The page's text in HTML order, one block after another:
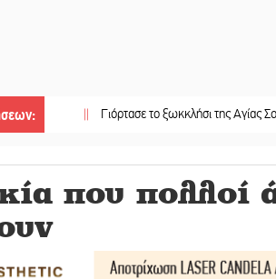
:
|| Γιόρτασε το ξωκκλήσι της Αγίας Σολομονής
που πολλοί